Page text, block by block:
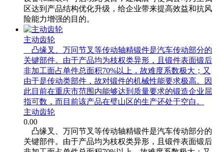
区达到产品结构优化升级，给企业带来提高效益和抗风
险能力增强的目的。
主动齿轮
凸缘叉、万冋节叉等传动轴精锻件是汽车传动部分的
关键部件。由于产品均为枝权类异形，且锻件表面锻后
非加工面占单件总面积70%以上，故难度系数极大；又
由于是传动类部件，故对锻件的机械性能要求极高。因
此目前在重庆市范围内能够达到质量要求的锻造企业屈
指可数，而目前该产品在璧山区的生产还处于空白。
主动齿轮
0.00
凸缘叉、万冋节叉等传动轴精锻件是汽车传动部分的
关键部件。由于产品均为枝权类异形，且锻件表面锻后